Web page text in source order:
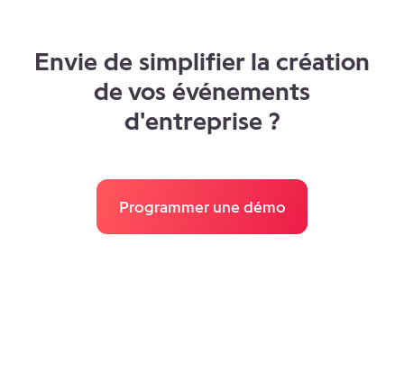
Envie de simplifier la création
de vos événements
d'entreprise ?
Programmer une démo